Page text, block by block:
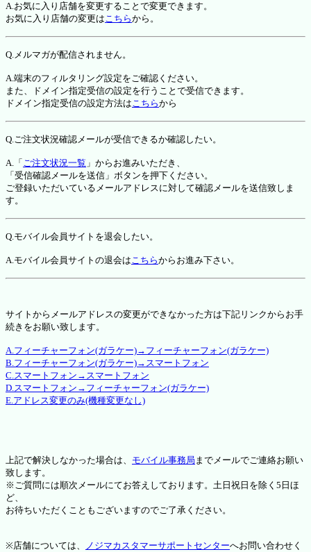
A.お気に入り店舗を変更することで変更できます。
お気に入り店舗の変更はこちらから。
Q.メルマガが配信されません。
A.端末のフィルタリング設定をご確認ください。
また、ドメイン指定受信の設定を行うことで受信できます。
ドメイン指定受信の設定方法はこちらから
Q.ご注文状況確認メールが受信できるか確認したい。
A.「 ご注文状況一覧 」からお進みいただき、
「受信確認メールを送信」ボタンを押下ください。
ご登録いただいているメールアドレスに対して確認メールを送信致しま
す。
Q.モバイル会員サイトを退会したい。
A.モバイル会員サイトの退会はこちらからお進み下さい。
サイトからメールアドレスの変更ができなかった方は下記リンクからお手
続きをお願い致します。
A.フィーチャーフォン(ガラケー)→フィーチャーフォン(ガラケー)
B.フィーチャーフォン(ガラケー)→スマートフォン
C.スマートフォン→スマートフォン
D.スマートフォン→フィーチャーフォン(ガラケー)
E.アドレス変更のみ(機種変更なし)
上記で解決しなかった場合は、 モバイル事務局 までメールでご連絡お願い
致します。
※ご質問には順次メールにてお答えしております。土日祝日を除く5日ほ
ど、
お待ちいただくこともございますのでご了承ください。
※店舗については、 ノジマカスタマーサポートセンターへお問い合わせく